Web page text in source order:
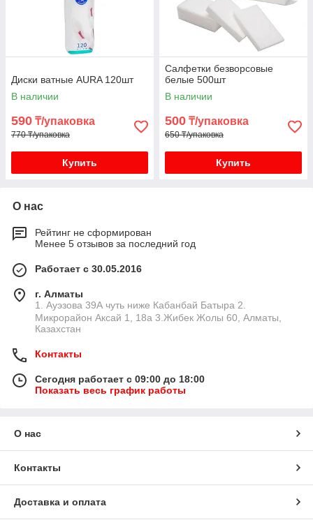
Диски ватные AURA 120шт
В наличии
590 ₸/упаковка
770 ₸/упаковка
Купить
Салфетки безворсовые
белые 500шт
В наличии
500 ₸/упаковка
650 ₸/упаковка
Купить
О нас
Рейтинг не сформирован
Менее 5 отзывов за последний год
Работает с 30.05.2016
г. Алматы
1. Ауэзова 39А чуть ниже Кабанбай Батыра ㅤㅤㅤㅤㅤㅤㅤㅤㅤㅤㅤㅤㅤㅤ2. ​
Микрорайон Аксай 1, 18а 3.Жибек Жолы 60, Алматы,
Казахстан
Контакты
Сегодня работает с 09:00 до 18:00
Показать весь график работы
О нас
Контакты
Доставка и оплата